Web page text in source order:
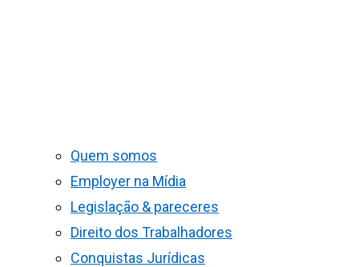
Quem somos
Employer na Mídia
Legislação & pareceres
Direito dos Trabalhadores
Conquistas Jurídicas